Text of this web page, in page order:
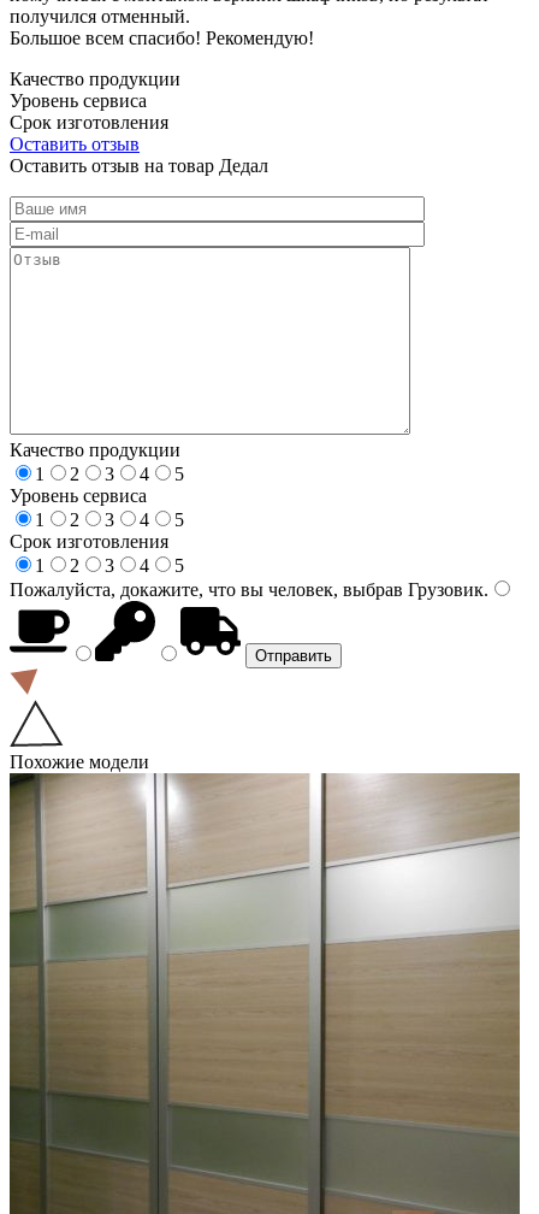
получился отменный.
Большое всем спасибо! Рекомендую!
Качество продукции
Уровень сервиса
Срок изготовления
Оставить отзыв
Оставить отзыв на товар Дедал
Качество продукции
1
2 3 4
5
Уровень сервиса
1
2 3 4
5
Срок изготовления
1
2 3 4
5
Пожалуйста, докажите, что вы человек, выбрав Грузовик.
Похожие модели